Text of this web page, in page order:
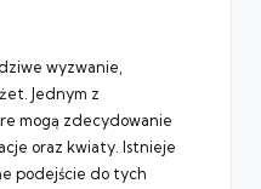
wyzwanie,
Jednym z
mogą zdecydowanie
oraz kwiaty. Istnieje
podejście do tych